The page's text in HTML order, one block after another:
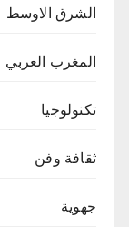
الشرق الاوسط
المغرب العربي
تكنولوجيا
ثقافة وفن
جهوية